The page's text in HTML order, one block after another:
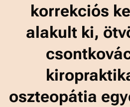
korrekciós
alakult ki,
oszteopátia